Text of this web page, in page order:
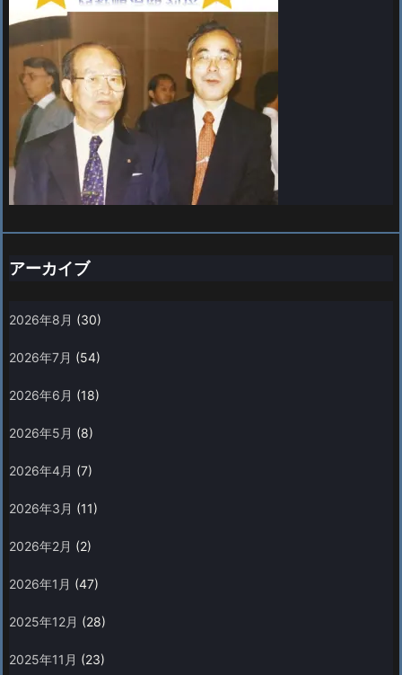
アーカイブ
2026年8月 (30)
2026年7月 (54)
2026年6月 (18)
2026年5月 (8)
2026年4月 (7)
2026年3月 (11)
2026年2月 (2)
2026年1月 (47)
2025年12月 (28)
2025年11月 (23)